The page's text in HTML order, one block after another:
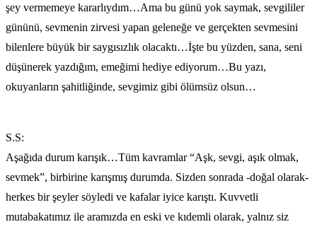
şey vermemeye kararlıydım…Ama bu günü yok saymak, sevgililer
gününü, sevmenin zirvesi yapan geleneğe ve gerçekten sevmesini
bilenlere büyük bir saygısızlık olacaktı…İşte bu yüzden, sana, seni
düşünerek yazdığım, emeğimi hediye ediyorum…Bu yazı,
okuyanların şahitliğinde, sevgimiz gibi ölümsüz olsun…
S.S:
Aşağıda durum karışık…Tüm kavramlar “Aşk, sevgi, aşık olmak,
sevmek”, birbirine karışmış durumda. Sizden sonrada -doğal olarak-
herkes bir şeyler söyledi ve kafalar iyice karıştı. Kuvvetli
mutabakatımız ile aramızda en eski ve kıdemli olarak, yalnız siz